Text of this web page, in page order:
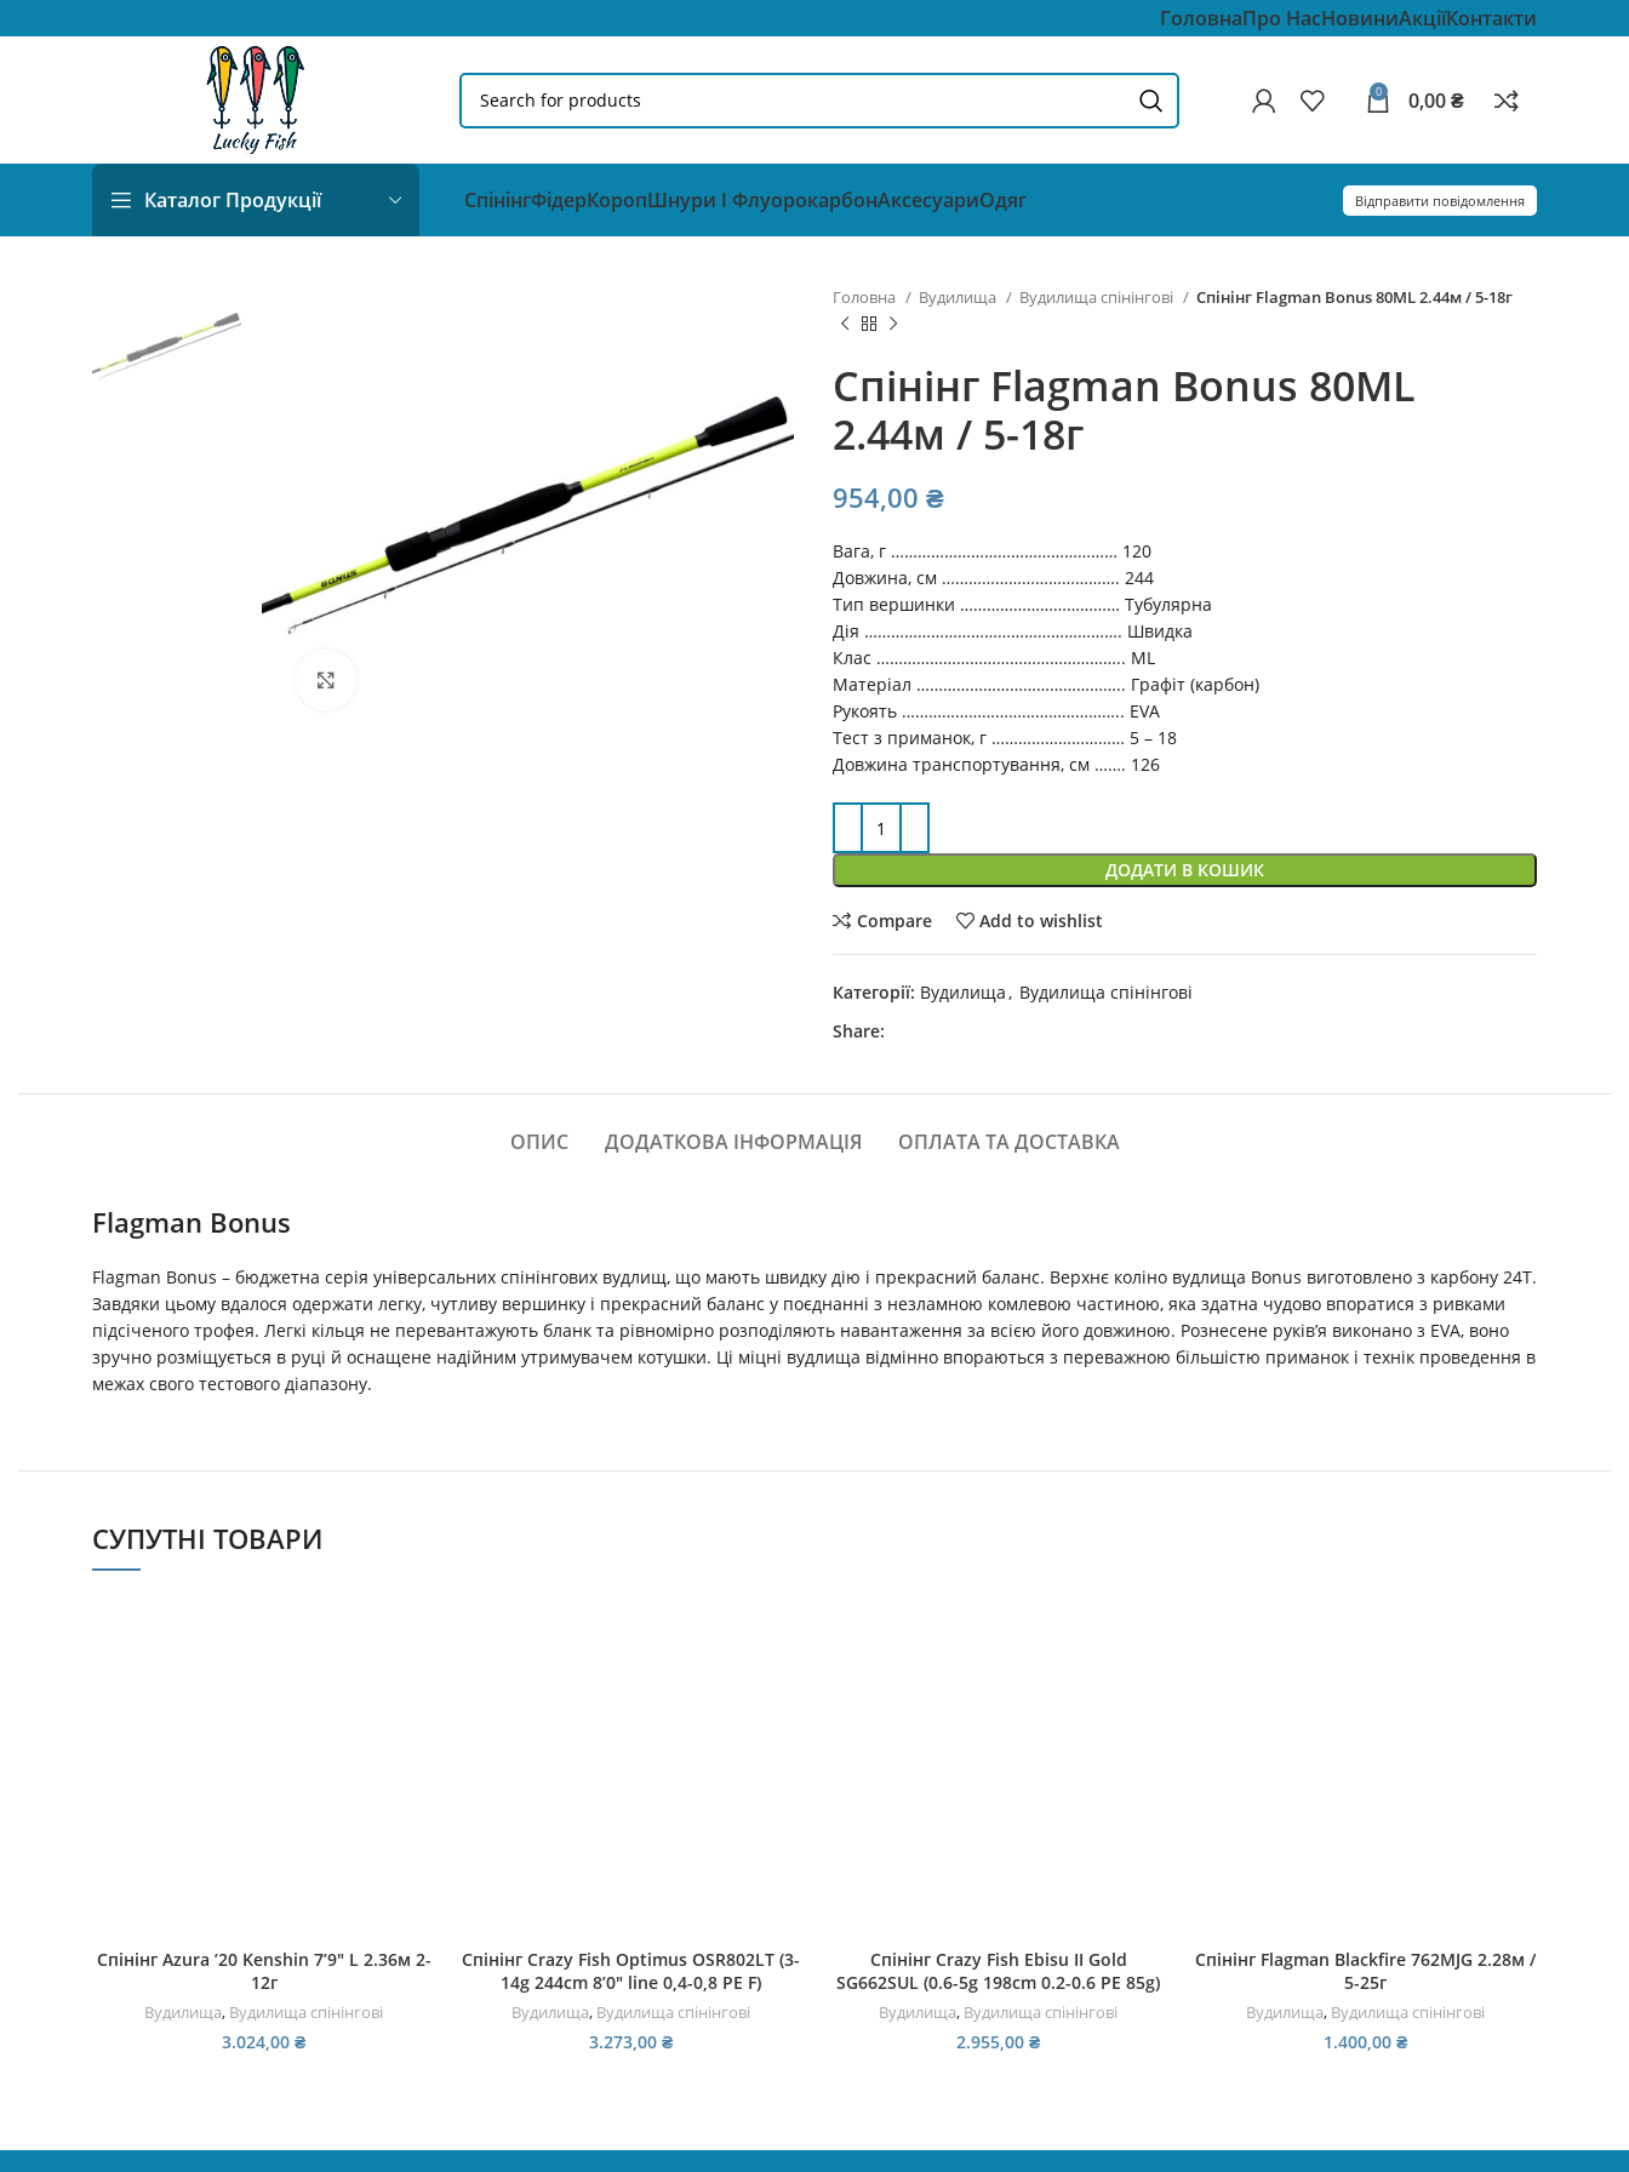
ГоловнаПро НасНовиниАкціїКонтакти
0 0,00₴
Каталог Продукції СпінінгФідерКоропШнури І ФлуорокарбонАксесуариОдяг Відправити повідомлення
Головна Вудилища Вудилища спінінгові Спінінг Flagman Bonus 80ML 2.44м / 5-18г
Спінінг Flagman Bonus 80ML
2.44м / 5-18г
954,00 ₴
Вага, г …………………………………………… 120
Довжина, см …………………………………. 244
Тип вершинки ……………………………… Тубулярна
Дія …………………………………………………. Швидка
Клас ……………………………………………….. ML
Матеріал ……………………………………….. Графіт (карбон)
Рукоять ………………………………………….. EVA
Тест з приманок, г ………………………… 5 – 18
Довжина транспортування, см ……. 126
ДОДАТИ В КОШИК
Compare Add to wishlist
Категорії: Вудилища, Вудилища спінінгові
Share:
ОПИС ДОДАТКОВА ІНФОРМАЦІЯ ОПЛАТА ТА ДОСТАВКА
Flagman Bonus
Flagman Bonus – бюджетна серія універсальних спінінгових вудлищ, що мають швидку дію і прекрасний баланс. Верхнє коліно вудлища Bonus виготовлено з карбону 24Т.
Завдяки цьому вдалося одержати легку, чутливу вершинку і прекрасний баланс у поєднанні з незламною комлевою частиною, яка здатна чудово впоратися з ривками
підсіченого трофея. Легкі кільця не перевантажують бланк та рівномірно розподіляють навантаження за всією його довжиною. Рознесене руків’я виконано з EVA, воно
зручно розміщується в руці й оснащене надійним утримувачем котушки. Ці міцні вудлища відмінно впораються з переважною більшістю приманок і технік проведення в
межах свого тестового діапазону.
СУПУТНІ ТОВАРИ
ДОДАТИ В КОШИК
Спінінг Azura ’20 Kenshin 7’9″ L 2.36м 2-
12г
Вудилища, Вудилища спінінгові
3.024,00 ₴
ДОДАТИ В КОШИК
Спінінг Crazy Fish Optimus OSR802LT (3-
14g 244cm 8’0″ line 0,4-0,8 PE F)
Вудилища, Вудилища спінінгові
3.273,00 ₴
ДОДАТИ В КОШИК
Спінінг Crazy Fish Ebisu II Gold
SG662SUL (0.6-5g 198cm 0.2-0.6 PE 85g)
Вудилища, Вудилища спінінгові
2.955,00 ₴
ДОДАТИ В КОШИК
Спінінг Flagman Blackfire 762MJG 2.28м /
5-25г
Вудилища, Вудилища спінінгові
1.400,00 ₴